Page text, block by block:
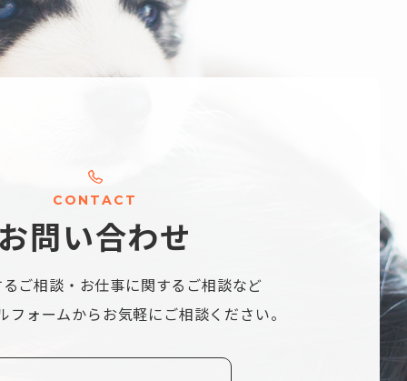
C O N TAC T
お問い合わせ
ご相談・ お仕事に関するご相談など
フォームからお気軽にご相談ください。